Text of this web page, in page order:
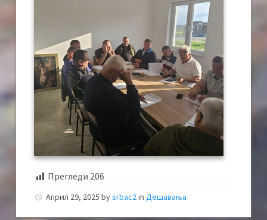
Прегледи 206
Април 29, 2025 bysrbac2 in Дешавања